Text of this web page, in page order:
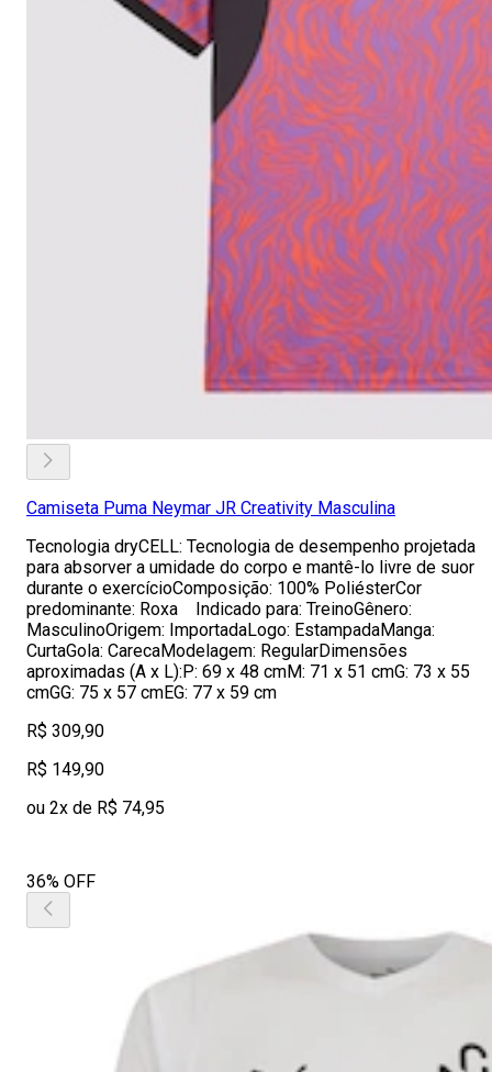
Camiseta Puma Neymar JR Creativity Masculina
Tecnologia dryCELL: Tecnologia de desempenho projetada
para absorver a umidade do corpo e mantê-lo livre de suor
durante o exercícioComposição: 100% PoliésterCor
predominante: Roxa Indicado para: TreinoGênero:
MasculinoOrigem: ImportadaLogo: EstampadaManga:
CurtaGola: CarecaModelagem: RegularDimensões
aproximadas (A x L):P: 69 x 48 cmM: 71 x 51 cmG: 73 x 55
cmGG: 75 x 57 cmEG: 77 x 59 cm
R$ 309,90
R$ 149,90
ou 2x de R$ 74,95
36% OFF